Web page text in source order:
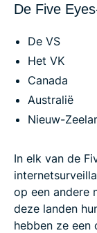
De Five
De VS
Het VK
Canada
Australië
Nieuw-
In elk van de
op een andere
deze landen
hebben ze een